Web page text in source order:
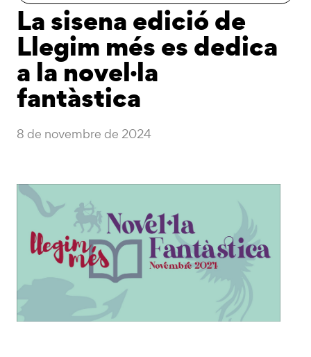
La sisena edició de
Llegim més es dedica
a la novel·la
fantàstica
8 de novembre de 2024